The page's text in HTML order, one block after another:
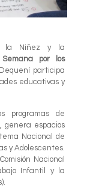
la Niñez y la
Semana por los
participa
educativas y
programas de
genera espacios
Nacional de
y Adolescentes.
Nacional
Infantil y la